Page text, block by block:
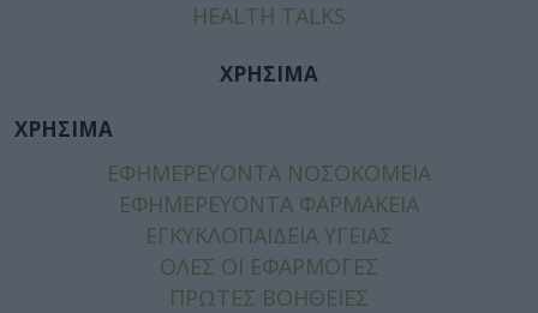
HEALTH TALKS
ΧΡΗΣΙΜΑ
ΧΡΗΣΙΜΑ
ΕΦΗΜΕΡΕΥΟΝΤΑ ΝΟΣΟΚΟΜΕΙΑ
ΕΦΗΜΕΡΕΥΟΝΤΑ ΦΑΡΜΑΚΕΙΑ
ΕΓΚΥΚΛΟΠΑΙΔΕΙΑ ΥΓΕΙΑΣ
ΟΛΕΣ ΟΙ ΕΦΑΡΜΟΓΕΣ
ΠΡΩΤΕΣ ΒΟΗΘΕΙΕΣ